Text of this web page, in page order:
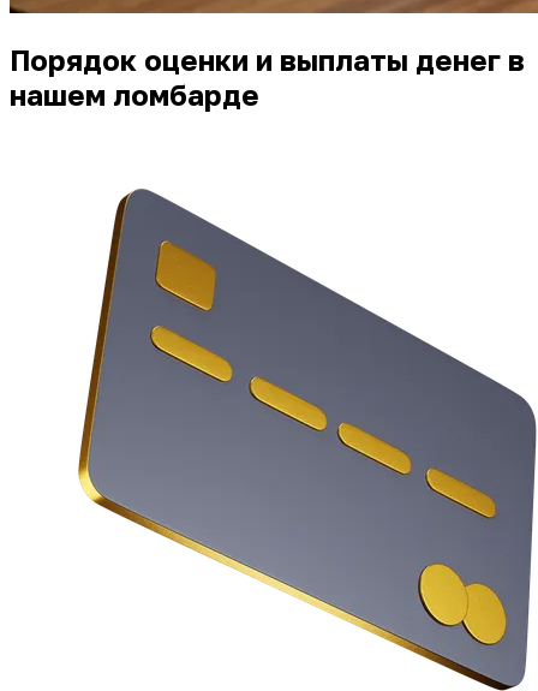
Порядок оценки и выплаты денег в
нашем ломбарде